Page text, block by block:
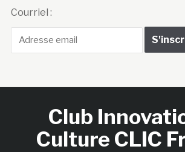
Courriel :
Club
Culture CLIC